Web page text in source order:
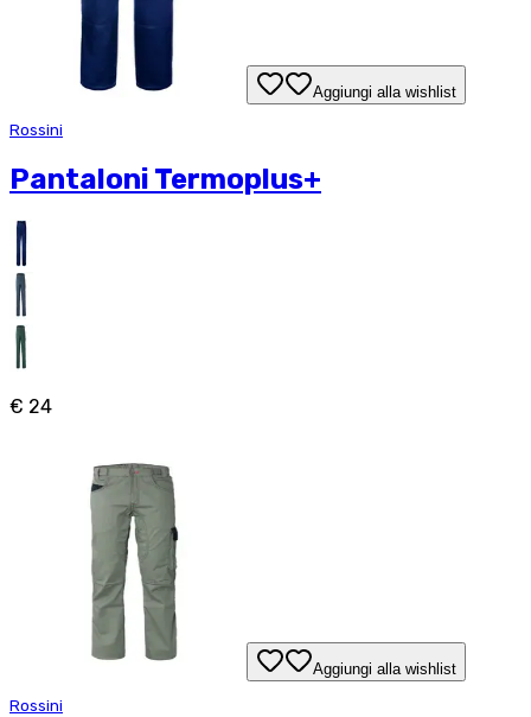
Aggiungi alla wishlist
Rossini
Pantaloni Termoplus+
€ 24
Aggiungi alla wishlist
Rossini